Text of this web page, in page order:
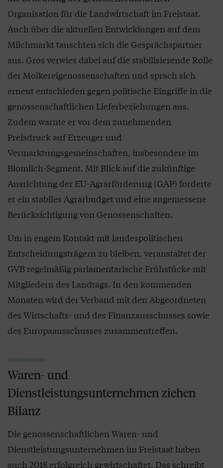
Organisation für die Landwirtschaft im Freistaat.
Auch über die aktuellen Entwicklungen auf dem
Milchmarkt tauschten sich die Gesprächspartner
aus. Gros verwies dabei auf die stabilisierende Rolle
der Molkereigenossenschaften und sprach sich
erneut entschieden gegen politische Eingriffe in die
genossenschaftlichen Lieferbeziehungen aus.
Zudem warnte er vor dem zunehmenden
Preisdruck auf Erzeuger und
Vermarktungsgemeinschaften, insbesondere im
Biomilch-Segment. Mit Blick auf die zukünftige
Ausrichtung der EU-Agrarförderung (GAP) forderte
er ein stabiles Agrarbudget und eine angemessene
Berücksichtigung von Genossenschaften.
Um in engem Kontakt mit landespolitischen
Entscheidungsträgern zu bleiben, veranstaltet der
GVB regelmäßig parlamentarische Frühstücke mit
Mitgliedern des Landtags. In den kommenden
Monaten wird der Verband mit den Abgeordneten
des Wirtschafts- und des Finanzausschusses sowie
des Europaausschusses zusammentreffen.
Waren- und
Dienstleistungsunternehmen ziehen
Bilanz
Die genossenschaftlichen Waren- und
Dienstleistungsunternehmen im Freistaat haben
auch 2018 erfolgreich gewirtschaftet. Das schreibt